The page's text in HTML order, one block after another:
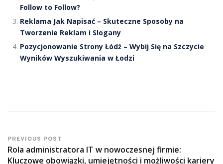
Follow to Follow?
Reklama Jak Napisać – Skuteczne Sposoby na
Tworzenie Reklam i Slogany
Pozycjonowanie Strony Łódź – Wybij Się na Szczycie
Wyników Wyszukiwania w Łodzi
PREVIOUS POST
Rola administratora IT w nowoczesnej firmie:
Kluczowe obowiązki, umiejętności i możliwości kariery